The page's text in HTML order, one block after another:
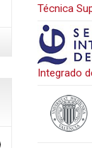
Técnica
Integrado